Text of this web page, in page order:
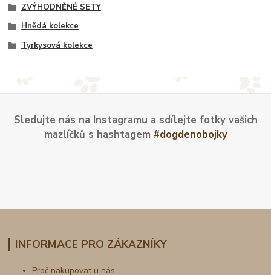
ZVÝHODNĚNÉ SETY
Hnědá kolekce
Tyrkysová kolekce
Sledujte nás na Instagramu a sdílejte fotky vašich
mazlíčků s hashtagem #dogdenobojky
INFORMACE PRO ZÁKAZNÍKY
Proč nakupovat u nás